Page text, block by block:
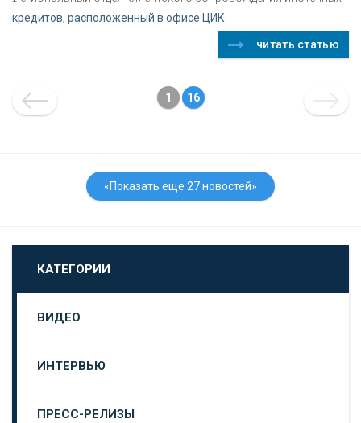
кредитов, расположенный в офисе ЦИК
читать статью
1 16
«Показать еще 27 новостей»
КАТЕГОРИИ
ВИДЕО
ИНТЕРВЬЮ
ПРЕСС-РЕЛИЗЫ